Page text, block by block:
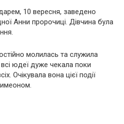
10 вересня, заведено
Анни пророчиці. Дівчина була
молилась та служила
юдеї дуже чекала поки
Очікувала вона цієї події